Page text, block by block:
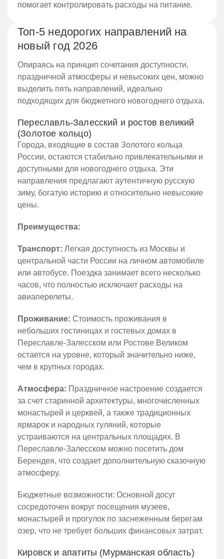
помогает контролировать расходы на питание.
Топ-5 недорогих направлений на
новый год 2026
Опираясь на принцип сочетания доступности,
праздничной атмосферы и невысоких цен, можно
выделить пять направлений, идеально
подходящих для бюджетного новогоднего отдыха.
Переславль-Залесский и ростов великий
(Золотое кольцо)
Города, входящие в состав Золотого кольца
России, остаются стабильно привлекательными и
доступными для новогоднего отдыха. Эти
направления предлагают аутентичную русскую
зиму, богатую историю и относительно невысокие
цены.
Преимущества:
Транспорт: Легкая доступность из Москвы и
центральной части России на личном автомобиле
или автобусе. Поездка занимает всего несколько
часов, что полностью исключает расходы на
авиаперелеты.
Проживание: Стоимость проживания в
небольших гостиницах и гостевых домах в
Переславле-Залесском или Ростове Великом
остается на уровне, который значительно ниже,
чем в крупных городах.
Атмосфера: Праздничное настроение создается
за счет старинной архитектуры, многочисленных
монастырей и церквей, а также традиционных
ярмарок и народных гуляний, которые
устраиваются на центральных площадях. В
Переславле-Залесском можно посетить дом
Берендея, что создает дополнительную сказочную
атмосферу.
Бюджетные возможности: Основной досуг
сосредоточен вокруг посещения музеев,
монастырей и прогулок по заснеженным берегам
озер, что не требует больших финансовых затрат.
Кировск и апатиты (Мурманская область)